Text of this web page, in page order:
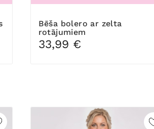
Bēša bolero ar zelta
rotājumiem
33,99 €